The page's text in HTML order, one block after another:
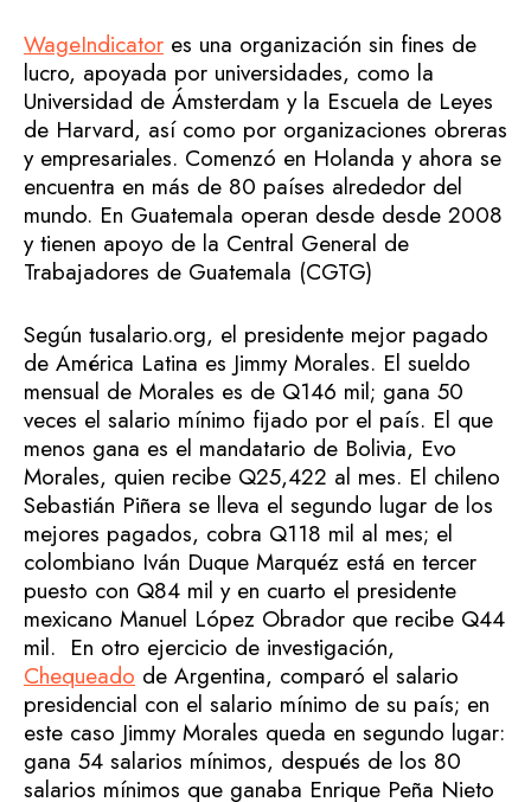
WageIndicator es una organización sin fines de
lucro, apoyada por universidades, como la
Universidad de Ámsterdam y la Escuela de Leyes
de Harvard, así como por organizaciones obreras
y empresariales. Comenzó en Holanda y ahora se
encuentra en más de 80 países alrededor del
mundo. En Guatemala operan desde desde 2008
y tienen apoyo de la Central General de
Trabajadores de Guatemala (CGTG)
Según tusalario.org, el presidente mejor pagado
de América Latina es Jimmy Morales. El sueldo
mensual de Morales es de Q146 mil; gana 50
veces el salario mínimo fijado por el país. El que
menos gana es el mandatario de Bolivia, Evo
Morales, quien recibe Q25,422 al mes. El chileno
Sebastián Piñera se lleva el segundo lugar de los
mejores pagados, cobra Q118 mil al mes; el
colombiano Iván Duque Marquéz está en tercer
puesto con Q84 mil y en cuarto el presidente
mexicano Manuel López Obrador que recibe Q44
mil. En otro ejercicio de investigación,
Chequeado de Argentina, comparó el salario
presidencial con el salario mínimo de su país; en
este caso Jimmy Morales queda en segundo lugar:
gana 54 salarios mínimos, después de los 80
salarios mínimos que ganaba Enrique Peña Nieto